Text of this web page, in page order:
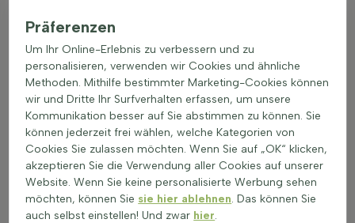
Gut einsetzbar als Alleebaum, Heckenbaum, in Parks, auf
Friedhöfen und an Straßen
Winterhart bis etwa -23 °C (USDA Zone 6a), daher auch für
kalte Regionen geeignet
Leicht kombinierbar mit Blütensträuchern, Ziergräsern und
Stauden wie Lavendel, Hortensien und Funkien
Hohe Sierwert durch pyramidenförmige Krone, dichtes
grünes Laub und klare, ordentliche Wuchsform
Zum Abschluss bietetPyramiden-Hainbuche (Carpinus betulus
'Fastigiata')
Stammbusch eine starke Struktur und ein
gepflegtes Bild im Garten.
Präferenzen
Um Ihr Online-Erlebnis zu verbessern und zu
personalisieren, verwenden wir Cookies und ähnliche
Methoden. Mithilfe bestimmter Marketing-Cookies können
wir und Dritte Ihr Surfverhalten erfassen, um unsere
Kommunikation besser auf Sie abstimmen zu können. Sie
können jederzeit frei wählen, welche Kategorien von
Cookies Sie zulassen möchten. Wenn Sie auf „OK“ klicken,
akzeptieren Sie die Verwendung aller Cookies auf unserer
Website. Wenn Sie keine personalisierte Werbung sehen
möchten, können Sie sie hier ablehnen. Das können Sie
auch selbst einstellen! Und zwar hier.